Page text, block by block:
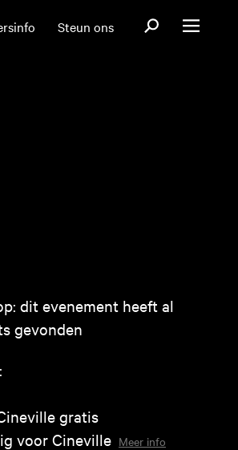
Steun ons OpenOpen menu
dit evenement heeft al
gevonden
gratis
voor Cineville Meer info